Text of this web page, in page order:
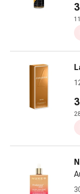
Peau